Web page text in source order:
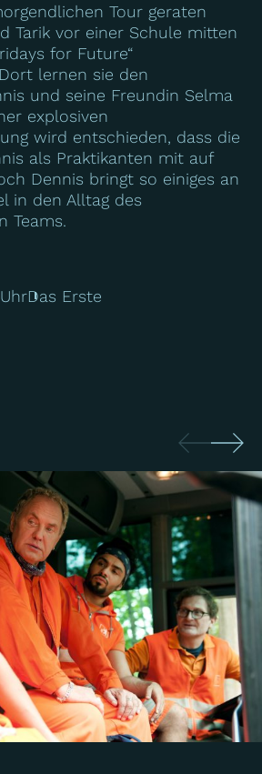
Tour geraten
Tarik vor einer Schule mitten
for Future“
lernen sie den
und seine Freundin Selma
explosiven
wird entschieden, dass die
als Praktikanten mit auf
Dennis bringt so einiges an
in den Alltag des
Teams.
Das Erste